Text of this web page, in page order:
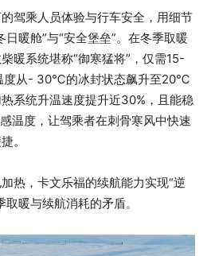
驾乘人员体验与行车安全，用细节
暖舱”与“安全堡垒”。在冬季取暖
暖系统堪称“御寒猛将”，仅需15-
度从- 30℃的冰封状态飙升至20℃
系统升温速度提升近30%，且能稳
温度，让驾乘者在刺骨寒风中快速
。
热，卡文乐福的续航能力实现“逆
暖与续航消耗的矛盾。